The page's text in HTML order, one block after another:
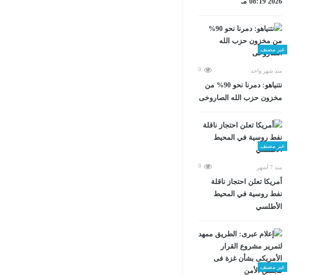
غير مصنف
منذ شهر واحد 0
نتنياهو: دمرنا نحو 90% من
مخزون حزب الله الصاروخى
غير مصنف
منذ 7 أشهر 0
أمريكا تعلن احتجاز ناقلة
نفط روسية في المحيط
الأطلسي
غير مصنف